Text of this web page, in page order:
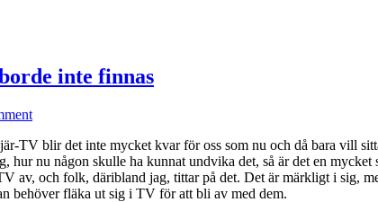
inte finnas
är-TV blir det inte mycket kvar för oss som nu och då bara vill
hur nu någon skulle ha kunnat undvika det, så är det en mycket
av, och folk, däribland jag, tittar på det. Det är märkligt i sig,
behöver fläka ut sig i TV för att bli av med dem.